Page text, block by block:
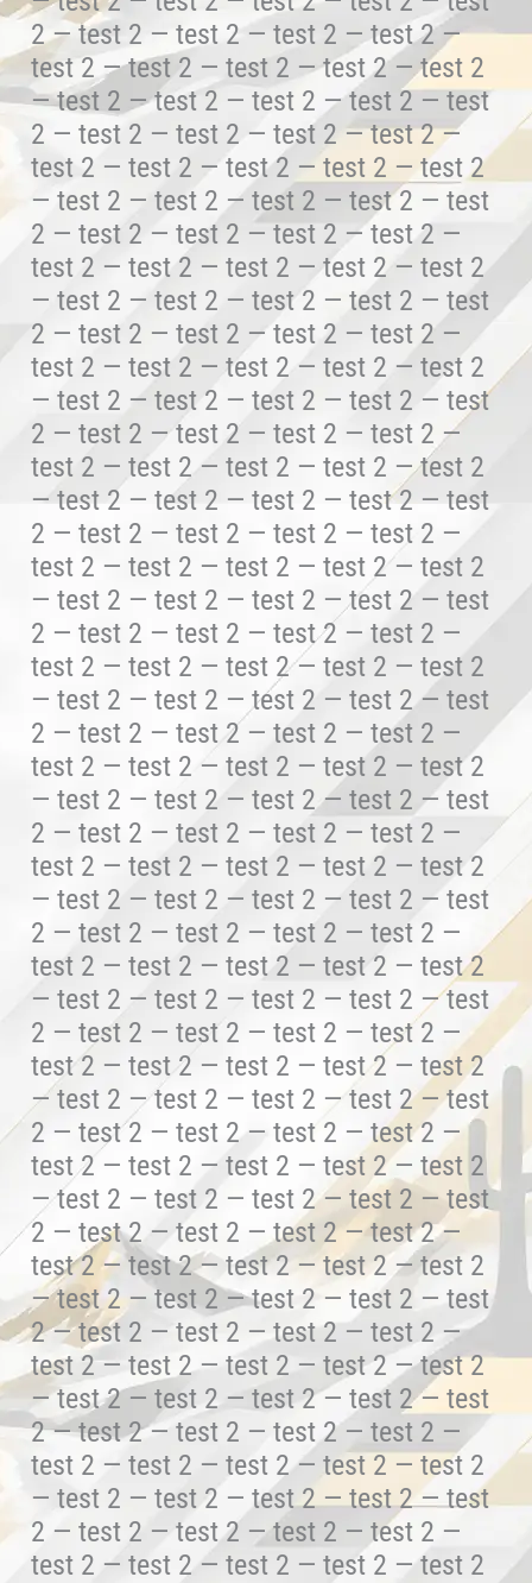
2 — test 2 — test 2 — test 2 — test 2 —
test 2 — test 2 — test 2 — test 2 — test 2
— test 2 — test 2 — test 2 — test 2 — test
2 — test 2 — test 2 — test 2 — test 2 —
test 2 — test 2 — test 2 — test 2 — test 2
— test 2 — test 2 — test 2 — test 2 — test
2 — test 2 — test 2 — test 2 — test 2 —
test 2 — test 2 — test 2 — test 2 — test 2
— test 2 — test 2 — test 2 — test 2 — test
2 — test 2 — test 2 — test 2 — test 2 —
test 2 — test 2 — test 2 — test 2 — test 2
— test 2 — test 2 — test 2 — test 2 — test
2 — test 2 — test 2 — test 2 — test 2 —
test 2 — test 2 — test 2 — test 2 — test 2
— test 2 — test 2 — test 2 — test 2 — test
2 — test 2 — test 2 — test 2 — test 2 —
test 2 — test 2 — test 2 — test 2 — test 2
— test 2 — test 2 — test 2 — test 2 — test
2 — test 2 — test 2 — test 2 — test 2 —
test 2 — test 2 — test 2 — test 2 — test 2
— test 2 — test 2 — test 2 — test 2 — test
2 — test 2 — test 2 — test 2 — test 2 —
test 2 — test 2 — test 2 — test 2 — test 2
— test 2 — test 2 — test 2 — test 2 — test
2 — test 2 — test 2 — test 2 — test 2 —
test 2 — test 2 — test 2 — test 2 — test 2
— test 2 — test 2 — test 2 — test 2 — test
2 — test 2 — test 2 — test 2 — test 2 —
test 2 — test 2 — test 2 — test 2 — test 2
— test 2 — test 2 — test 2 — test 2 — test
2 — test 2 — test 2 — test 2 — test 2 —
test 2 — test 2 — test 2 — test 2 — test 2
— test 2 — test 2 — test 2 — test 2 — test
2 — test 2 — test 2 — test 2 — test 2 —
test 2 — test 2 — test 2 — test 2 — test 2
— test 2 — test 2 — test 2 — test 2 — test
2 — test 2 — test 2 — test 2 — test 2 —
test 2 — test 2 — test 2 — test 2 — test 2
— test 2 — test 2 — test 2 — test 2 — test
2 — test 2 — test 2 — test 2 — test 2 —
test 2 — test 2 — test 2 — test 2 — test 2
— test 2 — test 2 — test 2 — test 2 — test
2 — test 2 — test 2 — test 2 — test 2 —
test 2 — test 2 — test 2 — test 2 — test 2
— test 2 — test 2 — test 2 — test 2 — test
2 — test 2 — test 2 — test 2 — test 2 —
test 2 — test 2 — test 2 — test 2 — test 2